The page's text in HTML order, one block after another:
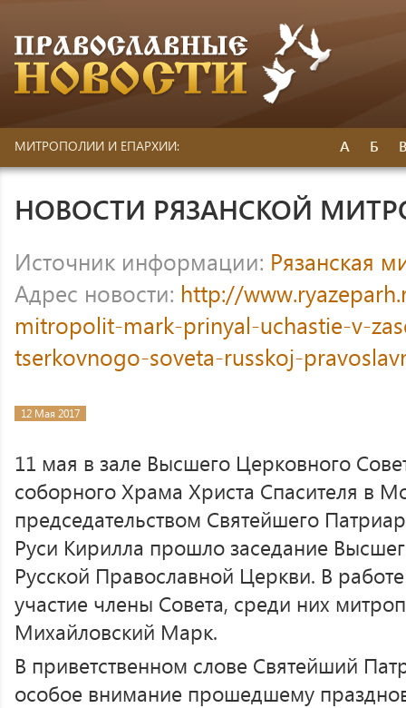
МИТРОПОЛИИ И ЕПАРХИИ: А Б
НОВОСТИ РЯЗАНСКОЙ
Источник информации: Рязанская
Адрес новости: http://
mitropolit-mark-prinyal-uchastie-v-
tserkovnogo-soveta-russkoj-
12 Мая 2017
11 мая в зале Высшего Церковного
соборного Храма Христа Спасителя в
председательством Святейшего
Руси Кирилла прошло заседание
Русской Православной Церкви. В
участие члены Совета, среди них
Михайловский Марк.
В приветственном слове Святейший
особое внимание прошедшему